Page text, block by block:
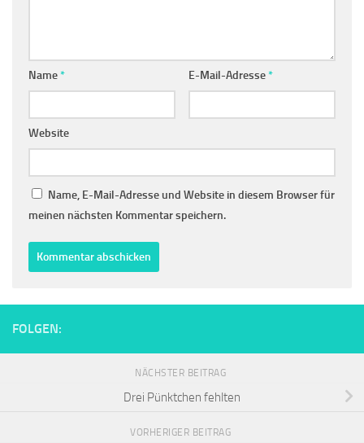
Name* E-Mail-Adresse*
Website
Name, E-Mail-Adresse und Website in diesem Browser für
meinen nächsten Kommentar speichern.
FOLGEN:
NÄCHSTER BEITRAG
Drei Pünktchen fehlten
VORHERIGER BEITRAG